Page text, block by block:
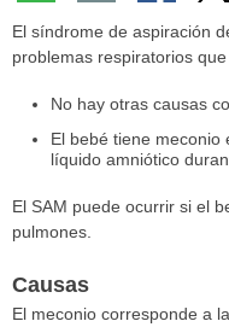
El síndrome de aspiración
problemas respiratorios
No hay otras causas
El bebé tiene meconio
líquido amniótico
El SAM puede ocurrir si el
pulmones.
Causas
El meconio corresponde a